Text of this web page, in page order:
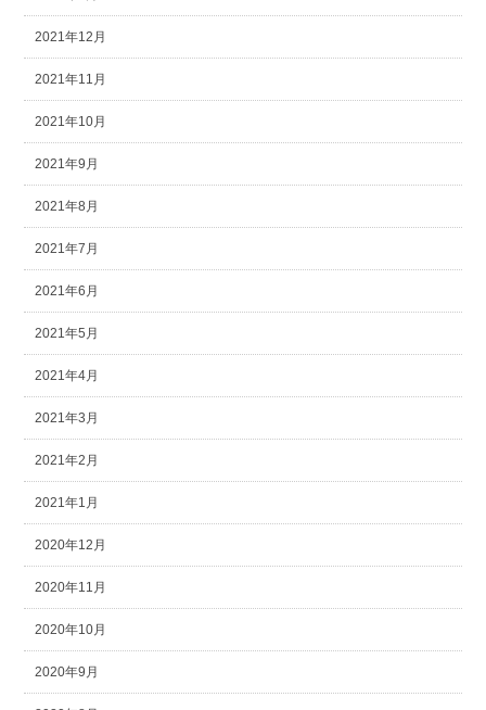
2021年12月
2021年11月
2021年10月
2021年9月
2021年8月
2021年7月
2021年6月
2021年5月
2021年4月
2021年3月
2021年2月
2021年1月
2020年12月
2020年11月
2020年10月
2020年9月